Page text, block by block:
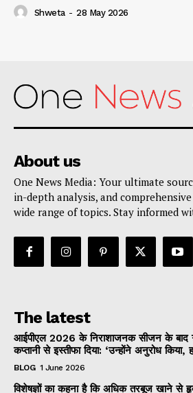
Shweta - 28 May 2026
About us
One News Media: Your ultimate
in-depth analysis, and
wide range of topics. Stay informed
The latest
आईपीएल 2026 के निराशाजनक सीजन के
कप्तानी से इस्तीफा दिया: ‘उन्होंने अनुरोध किया,
BLOG 1 June 2026
विशेषज्ञों का कहना है कि अधिक तरबूज खाने से